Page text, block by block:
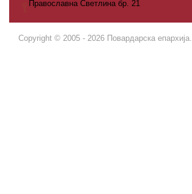
Православна Светлина бр. 21
Copyright © 2005 - 2026 Повардарска епархија.